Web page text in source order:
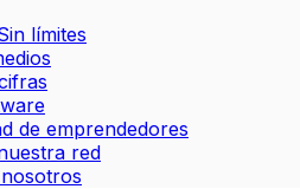
límites
de emprendedores
red